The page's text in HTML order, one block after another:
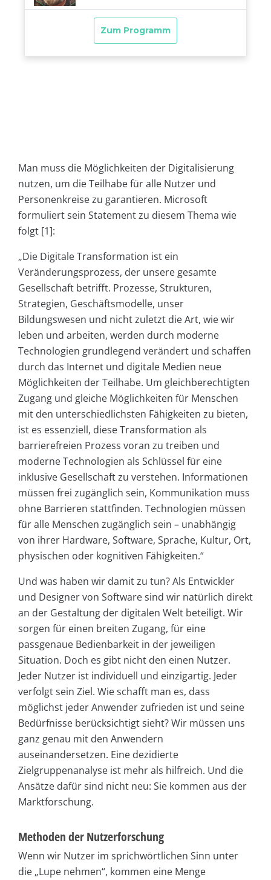
Man muss die Möglichkeiten der Digitalisierung
nutzen, um die Teilhabe für alle Nutzer und
Personenkreise zu garantieren. Microsoft
formuliert sein Statement zu diesem Thema wie
folgt [1]:
„Die Digitale Transformation ist ein
Veränderungsprozess, der unsere gesamte
Gesellschaft betrifft. Prozesse, Strukturen,
Strategien, Geschäftsmodelle, unser
Bildungswesen und nicht zuletzt die Art, wie wir
leben und arbeiten, werden durch moderne
Technologien grundlegend verändert und schaffen
durch das Internet und digitale Medien neue
Möglichkeiten der Teilhabe. Um gleichberechtigten
Zugang und gleiche Möglichkeiten für Menschen
mit den unterschiedlichsten Fähigkeiten zu bieten,
ist es essenziell, diese Transformation als
barrierefreien Prozess voran zu treiben und
moderne Technologien als Schlüssel für eine
inklusive Gesellschaft zu verstehen. Informationen
müssen frei zugänglich sein, Kommunikation muss
ohne Barrieren stattfinden. Technologien müssen
für alle Menschen zugänglich sein – unabhängig
von ihrer Hardware, Software, Sprache, Kultur, Ort,
physischen oder kognitiven Fähigkeiten.“
Und was haben wir damit zu tun? Als Entwickler
und Designer von Software sind wir natürlich direkt
an der Gestaltung der digitalen Welt beteiligt. Wir
sorgen für einen breiten Zugang, für eine
passgenaue Bedienbarkeit in der jeweiligen
Situation. Doch es gibt nicht den einen Nutzer.
Jeder Nutzer ist individuell und einzigartig. Jeder
verfolgt sein Ziel. Wie schafft man es, dass
möglichst jeder Anwender zufrieden ist und seine
Bedürfnisse berücksichtigt sieht? Wir müssen uns
ganz genau mit den Anwendern
auseinandersetzen. Eine dezidierte
Zielgruppenanalyse ist mehr als hilfreich. Und die
Ansätze dafür sind nicht neu: Sie kommen aus der
Marktforschung.
Methoden der Nutzerforschung
Wenn wir Nutzer im sprichwörtlichen Sinn unter
die „Lupe nehmen“, kommen eine Menge